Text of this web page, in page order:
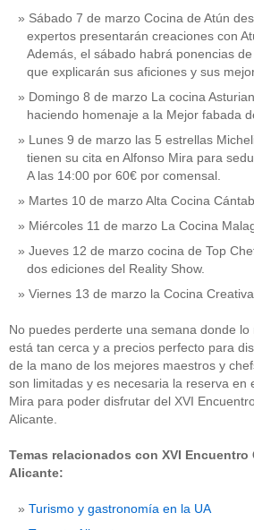
Sábado 7 de marzo Cocina de Atún
expertos presentarán creaciones con
Además, el sábado habrá ponencias
que explicarán sus aficiones y sus
Domingo 8 de marzo La cocina
haciendo homenaje a la Mejor fabada
Lunes 9 de marzo las 5 estrellas
tienen su cita en Alfonso Mira para
A las 14:00 por 60€ por comensal.
Martes 10 de marzo Alta Cocina
Miércoles 11 de marzo La Cocina
Jueves 12 de marzo cocina de Top
dos ediciones del Reality Show.
Viernes 13 de marzo la Cocina
No puedes perderte una semana donde
está tan cerca y a precios perfecto para
de la mano de los mejores maestros y
son limitadas y es necesaria la reserva en
Mira para poder disfrutar del XVI
Alicante.
Temas relacionados con XVI Encuentro
Alicante:
Turismo y gastronomía en la UA